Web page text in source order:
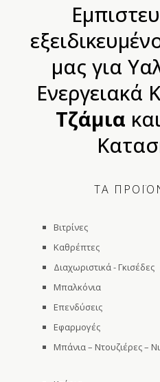
μας για
Ενεργειακά
Τζάμια
ΤΑ
Βιτρίνες
Καθρέπτες
Διαχωριστικά - Γκισέδες
Μπαλκόνια
Επενδύσεις
Εφαρμογές
Μπάνια – Ντουζιέρες –